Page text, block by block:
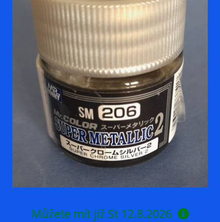
Můžete mít již St 12.8.2026